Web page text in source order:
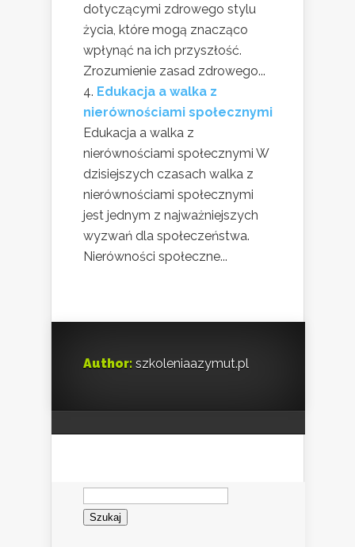
dotyczącymi zdrowego stylu
życia, które mogą znacząco
wpłynąć na ich przyszłość.
Zrozumienie zasad zdrowego...
Edukacja a walka z
nierównościami społecznymi
Edukacja a walka z
nierównościami społecznymi W
dzisiejszych czasach walka z
nierównościami społecznymi
jest jednym z najważniejszych
wyzwań dla społeczeństwa.
Nierówności społeczne...
Author: szkoleniaazymut.pl
Szukaj: